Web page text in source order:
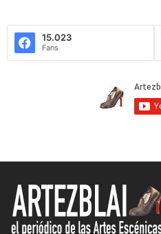
15.023
Fans